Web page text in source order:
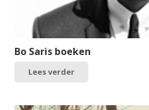
Bo Saris boeken
Lees verder